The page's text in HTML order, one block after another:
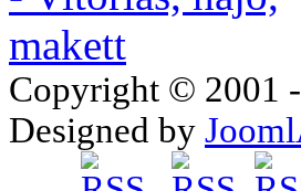
Copyright © 2001
Designed by